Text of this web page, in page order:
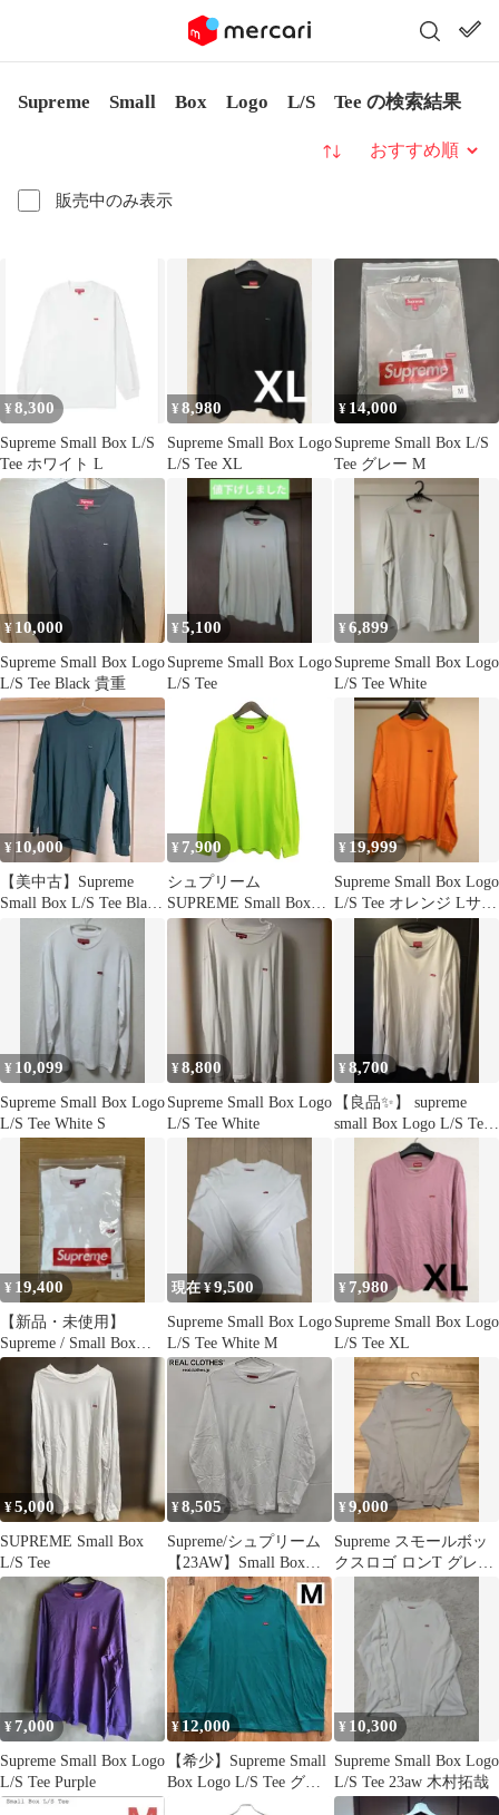
Supreme Small Box Logo L/S Tee の検索結果
販売中のみ表示
並び替え
¥ 8,300
Supreme Small Box L/S
Tee ホワイト L
¥8,980
Supreme Small Box Logo
L/S Tee XL
¥ 14,000
Supreme Small Box L/S
Tee グレー M
¥ 10,000
Supreme Small Box Logo
L/S Tee Black 貴重
¥5,100
Supreme Small Box Logo
L/S Tee
¥6,899
Supreme Small Box Logo
L/S Tee White
¥ 10,000
【美中古】Supreme
Small Box L/S Tee Black
¥ 7,900
シュプリーム
SUPREME Small Box
Logo L/S Tee スモール
ボックスロゴ ロングス
リーブ Tシャツ XL グ
リーン系
¥ 19,999
Supreme Small Box Logo
L/S Tee オレンジ Lサイ
¥ 10,099
Supreme Small Box Logo
L/S Tee White S
¥8,800
Supreme Small Box Logo
L/S Tee White
¥8,700
【良品✨】 supreme
small Box Logo L/S Tee
¥ 19,400
【新品・未使用】
Supreme / Small Box
Logo L/S Tee
現在 ¥9,500
Supreme Small Box Logo
L/S Tee White M
¥ 7,980
Supreme Small Box Logo
L/S Tee XL
¥5,000
SUPREME Small Box
L/S Tee
¥8,505
Supreme/シュプリーム
【23AW】Small Box
Logo L/S Tee/スモール
ボックスロゴ 長袖Tシ
ャツ/ホワイト/M
¥9,000
Supreme スモールボッ
クスロゴ ロンT グレー
¥ 7,000
Supreme Small Box Logo
L/S Tee Purple
¥ 12,000
【希少】Supreme Small
Box Logo L/S Tee グリ
¥ 10,300
Supreme Small Box Logo
L/S Tee 23aw 木村拓哉